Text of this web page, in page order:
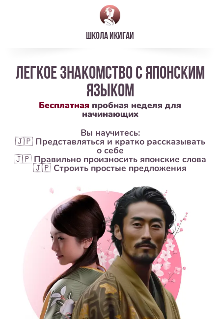
школа ИКИГАИ
легкое знакомство с японским
языком
Бесплатная пробная неделя для
начинающих
Вы научитесь:
🇯🇵 Представляться и кратко рассказывать
о себе
🇯🇵 Правильно произносить японские слова
🇯🇵 Строить простые предложения